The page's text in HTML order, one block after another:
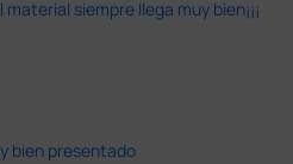
siempre llega muy bien¡¡¡
bien presentado